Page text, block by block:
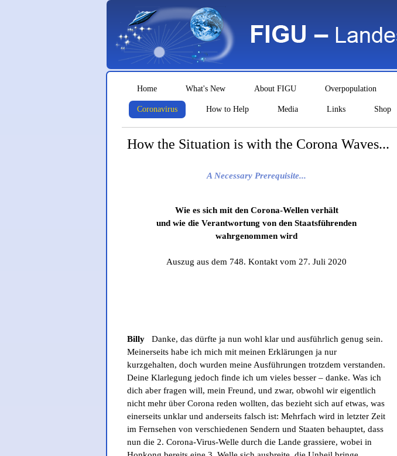
Home What's New About FIGU Overpopulation
Coronavirus How to Help Media Links Shop
How the Situation is with the Corona Waves...
A Necessary Prerequisite...
Wie es sich mit den Corona-Wellen verhält
und wie die Verantwortung von den Staatsführenden
wahrgenommen wird
Auszug aus dem 748. Kontakt vom 27. Juli 2020
Billy Danke, das dürfte ja nun wohl klar und ausführlich genug sein.
Meinerseits habe ich mich mit meinen Erklärungen ja nur
kurzgehalten, doch wurden meine Ausführungen trotzdem verstanden.
Deine Klarlegung jedoch finde ich um vieles besser – danke. Was ich
dich aber fragen will, mein Freund, und zwar, obwohl wir eigentlich
nicht mehr über Corona reden wollten, das bezieht sich auf etwas, was
einerseits unklar und anderseits falsch ist: Mehrfach wird in letzter Zeit
im Fernsehen von verschiedenen Sendern und Staaten behauptet, dass
nun die 2. Corona-Virus-Welle durch die Lande grassiere, wobei in